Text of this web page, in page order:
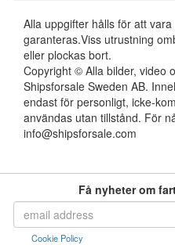
Alla uppgifter hålls för att
garanteras.Viss utrustning
eller plockas bort.
Copyright © Alla bilder, video
Shipsforsale Sweden AB.
endast för personligt, icke-
användas utan tillstånd. För
info@shipsforsale.com
Få nyheter om
Cookie Policy